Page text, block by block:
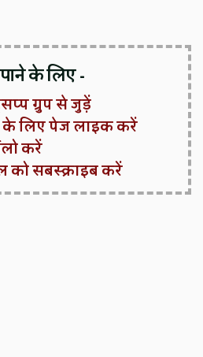
के लिए -
ग्रुप से जुड़ें
लिए पेज लाइक करें
करें
को सबस्क्राइब करें